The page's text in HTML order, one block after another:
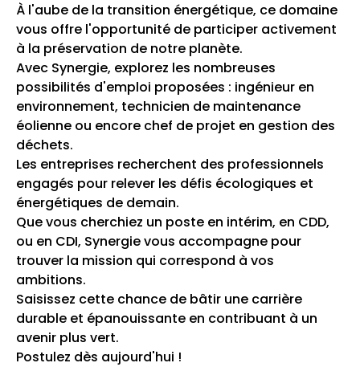
À l'aube de la transition énergétique, ce domaine
vous offre l'opportunité de participer activement
à la préservation de notre planète.
Avec Synergie, explorez les nombreuses
possibilités d'emploi proposées : ingénieur en
environnement, technicien de maintenance
éolienne ou encore chef de projet en gestion des
déchets.
Les entreprises recherchent des professionnels
engagés pour relever les défis écologiques et
énergétiques de demain.
Que vous cherchiez un poste en intérim, en CDD,
ou en CDI, Synergie vous accompagne pour
trouver la mission qui correspond à vos
ambitions.
Saisissez cette chance de bâtir une carrière
durable et épanouissante en contribuant à un
avenir plus vert.
Postulez dès aujourd'hui !